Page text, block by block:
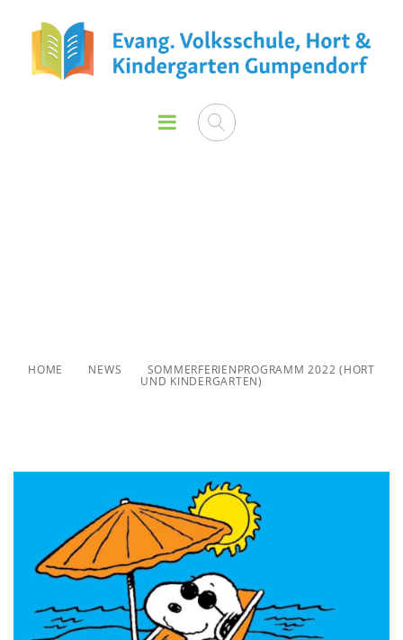
HOME NEWS SOMMERFERIENPROGRAMM 2022 (HORT
UND KINDERGARTEN)